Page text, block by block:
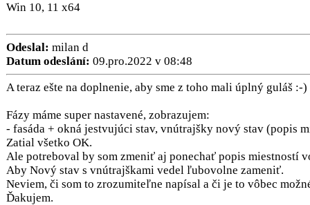
Win 10, 11 x64
Odeslal: milan d
Datum odeslání: 09.pro.2022 v 08:48
A teraz ešte na doplnenie, aby sme z toho mali úplný guláš :-)
Fázy máme super nastavené, zobrazujem:
- fasáda + okná jestvujúci stav, vnútrajšky nový stav (popis
Zatial všetko OK.
Ale potreboval by som zmeniť aj ponechať popis miestností
Aby Nový stav s vnútrajškami vedel ľubovolne zameniť.
Neviem, či som to zrozumiteľne napísal a či je to vôbec
Ďakujem.